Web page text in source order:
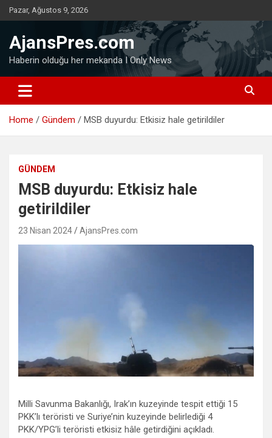
Skip
to
Pazar, Ağustos 9, 2026
AjansPres.com
Haberin olduğu her mekanda I Only News
Home Gündem MSB duyurdu: Etkisiz hale getirildiler
GÜNDEM
MSB duyurdu: Etkisiz hale
getirildiler
23 Nisan 2024 AjansPres.com
Milli Savunma Bakanlığı, Irak’ın kuzeyinde tespit ettiği 15
PKK’lı teröristi ve Suriye’nin kuzeyinde belirlediği 4
PKK/YPG’li teröristi etkisiz hâle getirdiğini açıkladı.